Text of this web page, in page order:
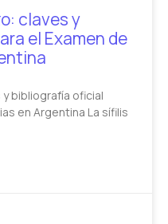
claves y
el Examen de
bibliografía oficial
en Argentina La sífilis